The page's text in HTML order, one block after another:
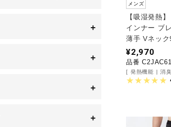
+
+
+
+
メンズ
【吸湿発熱
インナー ブ
薄手 Vネッ
¥2,970
品番
発熱機能 消臭